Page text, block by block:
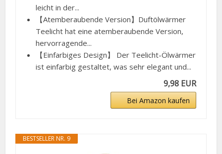
leicht in der...
【Atemberaubende Version】Duftölwärmer
Teelicht hat eine atemberaubende Version,
hervorragende...
【Einfarbiges Design】 Der Teelicht-Ölwärmer
ist einfarbig gestaltet, was sehr elegant und...
9,98 EUR
Bei Amazon kaufen
BESTSELLER NR. 9